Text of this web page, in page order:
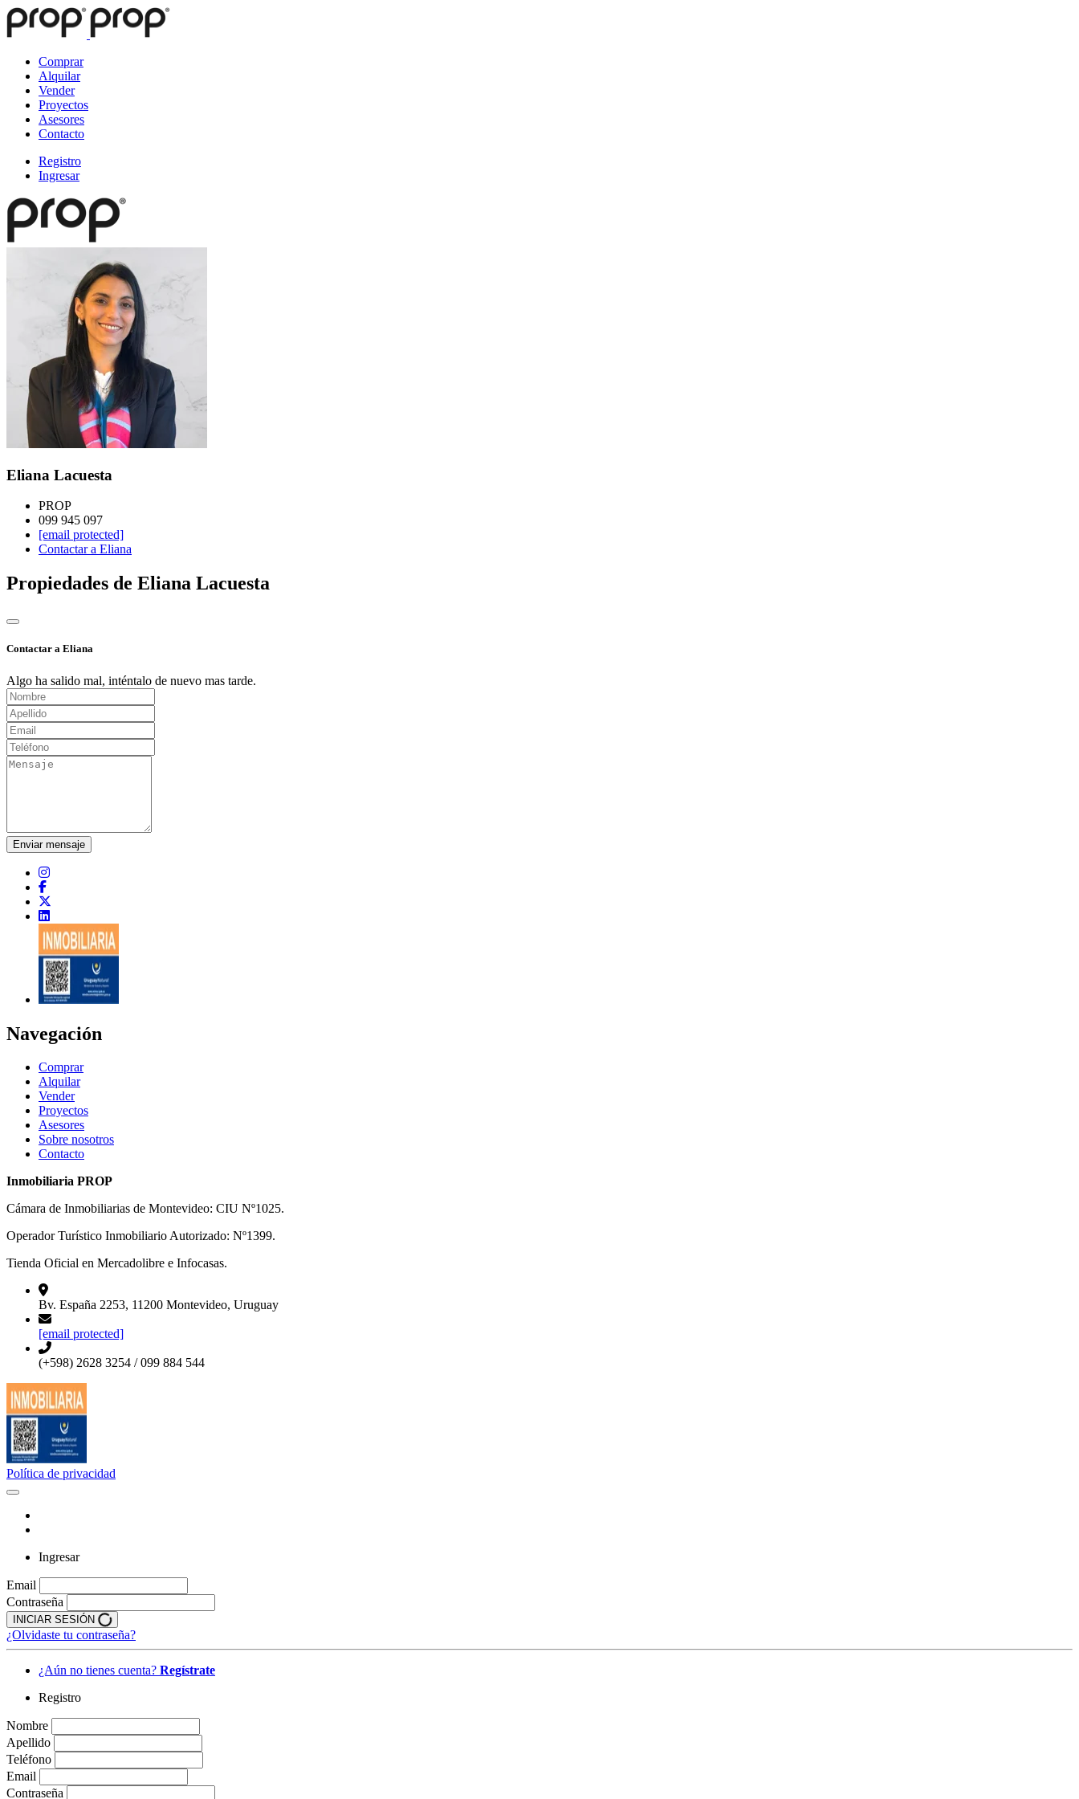
Comprar
Alquilar
Vender
Proyectos
Asesores
Contacto
Registro
Ingresar
Eliana Lacuesta
PROP
099 945 097
[email protected]
Contactar a Eliana
Propiedades de Eliana Lacuesta
Contactar a Eliana
Algo ha salido mal, inténtalo de nuevo mas tarde.
Enviar mensaje
Navegación
Comprar
Alquilar
Vender
Proyectos
Asesores
Sobre nosotros
Contacto
Inmobiliaria PROP
Cámara de Inmobiliarias de Montevideo: CIU Nº1025.
Operador Turístico Inmobiliario Autorizado: Nº1399.
Tienda Oficial en Mercadolibre e Infocasas.
Bv. España 2253, 11200 Montevideo, Uruguay
[email protected]
(+598) 2628 3254 / 099 884 544
Política de privacidad
Ingresar
Email
Contraseña
INICIAR SESIÓN
¿Olvidaste tu contraseña?
¿Aún no tienes cuenta? Regístrate
Registro
Nombre
Apellido
Teléfono
Email
Contraseña